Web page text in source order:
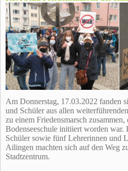
Am Donnerstag, 17.03.2022 fanden
und Schüler aus allen
zu einem Friedensmarsch
Bodenseeschule initiiert worden war.
Schüler sowie fünf Lehrerinnen und
Ailingen machten sich auf den Weg
Stadtzentrum.